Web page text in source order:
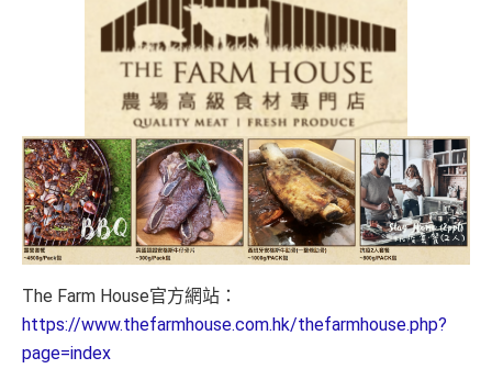
The Farm House官方網站：
https://www.thefarmhouse.com.hk/thefarmhouse.php?
page=index